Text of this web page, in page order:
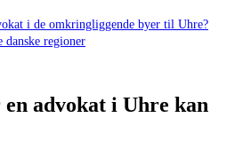
i de omkringliggende byer til Uhre?
danske regioner
en advokat i Uhre kan